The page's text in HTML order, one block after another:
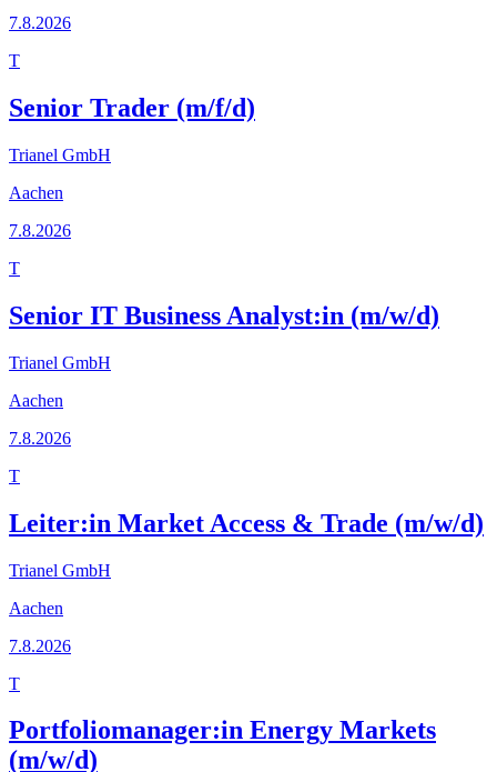
7.8.2026
T
Senior Trader (m/f/d)
Trianel GmbH
Aachen
7.8.2026
T
Senior IT Business Analyst:in (m/w/d)
Trianel GmbH
Aachen
7.8.2026
T
Leiter:in Market Access & Trade (m/w/d)
Trianel GmbH
Aachen
7.8.2026
T
Portfoliomanager:in Energy Markets
(m/w/d)